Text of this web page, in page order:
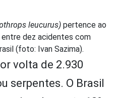
leucurus) pertence ao
dez acidentes com
(foto: Ivan Sazima).
volta de 2.930
serpentes. O Brasil